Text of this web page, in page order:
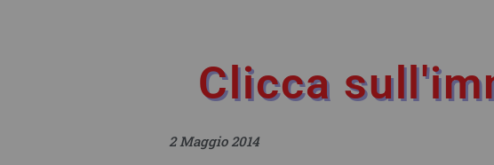
Clicca
2 Maggio 2014